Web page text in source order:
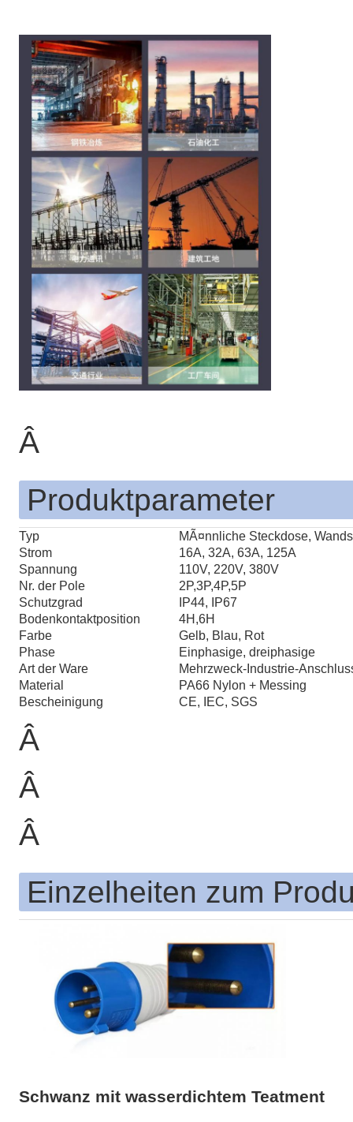
Â
Produktparameter
Typ
MÃ¤nnliche Steckdose,
Strom
16A, 32A, 63A, 125A
Spannung
110V, 220V, 380V
Nr. der Pole
2P,3P,4P,5P
Schutzgrad
IP44, IP67
Bodenkontaktposition
4H,6H
Farbe
Gelb, Blau, Rot
Phase
Einphasige, dreiphasige
Art der Ware
Mehrzweck-Industrie-
Material
PA66 Nylon + Messing
Bescheinigung
CE, IEC, SGS
Â
Â
Â
Einzelheiten zum
Schwanz mit wasserdichtem Teatment